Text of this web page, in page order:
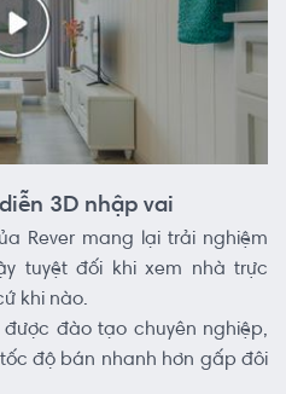
3D nhập vai
Rever mang lại trải nghiệm
tuyệt đối khi xem nhà trực
khi nào.
đào tạo chuyên nghiệp,
độ bán nhanh hơn gấp đôi